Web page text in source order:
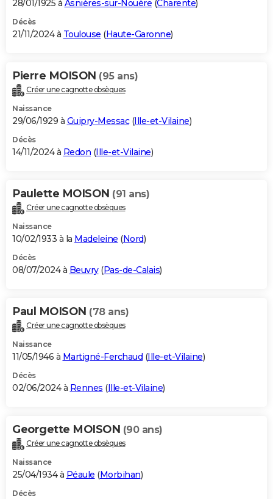
28/01/1925 à Asnières-sur-Nouère (Charente)
Décès
21/11/2024 à Toulouse (Haute-Garonne)
Pierre MOISON (95 ans)
Créer une cagnotte obsèques
Naissance
29/06/1929 à Guipry-Messac(Ille-et-Vilaine)
Décès
14/11/2024 à Redon (Ille-et-Vilaine)
Paulette MOISON (91 ans)
Créer une cagnotte obsèques
Naissance
10/02/1933 à la Madeleine (Nord)
Décès
08/07/2024 à Beuvry(Pas-de-Calais)
Paul MOISON (78 ans)
Créer une cagnotte obsèques
Naissance
11/05/1946 à Martigné-Ferchaud (Ille-et-Vilaine)
Décès
02/06/2024 à Rennes (Ille-et-Vilaine)
Georgette MOISON (90 ans)
Créer une cagnotte obsèques
Naissance
25/04/1934 à Péaule (Morbihan)
Décès